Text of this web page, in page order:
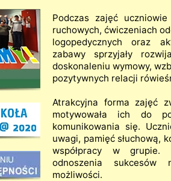
Podczas zajęć
ruchowych, ćwiczeniach
logopedycznych oraz
zabawy sprzyjały
doskonaleniu wymowy,
pozytywnych relacji
Atrakcyjna forma zajęć
motywowała ich do
komunikowania się.
uwagi, pamięć słuchową,
współpracy w grupie.
odnoszenia sukcesów
możliwości.